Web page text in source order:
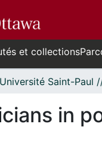
et collections
in